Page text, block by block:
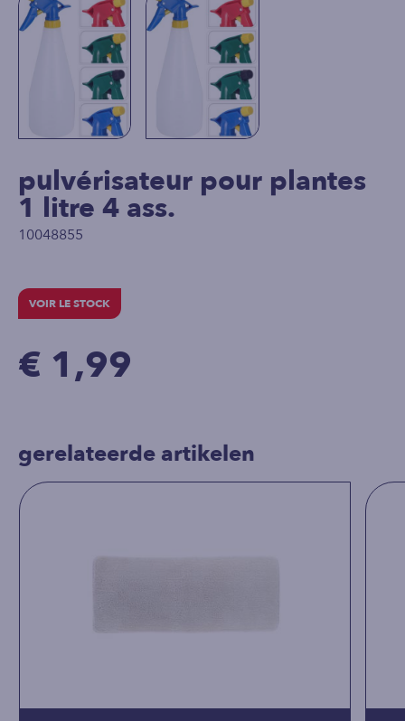
pulvérisateur pour plantes
1 litre 4 ass.
10048855
VOIR LE STOCK
€ 1,99
gerelateerde artikelen